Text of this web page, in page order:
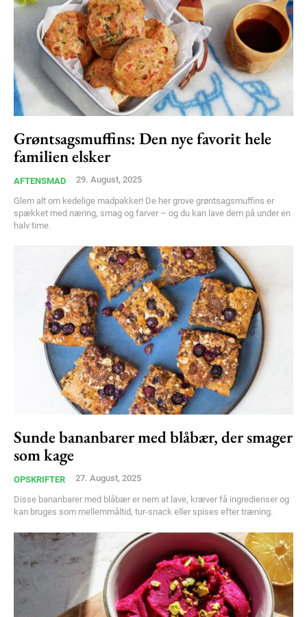
Subscription Plans
Free limited access
Gratis
Praesent euismod ac
Ut mollis pellentesque tortor
Nullam eu erat condimentum
Donec quis est ac felis
Orci varius natoque dolor
Member full access
100DKK / year
Etiam est nibh, lobortis sit
Praesent euismod ac
Ut mollis pellentesque tortor
Nullam eu erat condimentum
Grøntsagsmuffins: Den nye favorit hele
familien elsker
AFTENSMAD 29. August, 2025
Glem alt om kedelige madpakker! De her grove grøntsagsmuffins er
spækket med næring, smag og farver – og du kan lave dem på under en
halv time.
Sunde bananbarer med blåbær, der smager
som kage
OPSKRIFTER 27. August, 2025
Disse bananbarer med blåbær er nem at lave, kræver få ingredienser og
kan bruges som mellemmåltid, tur-snack eller spises efter træning.